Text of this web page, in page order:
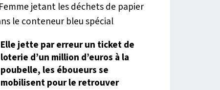
Elle jette par erreur un ticket de
loterie d’un million d’euros à la
poubelle, les éboueurs se
mobilisent pour le retrouver